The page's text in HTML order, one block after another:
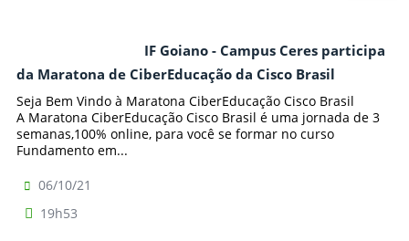
IF Goiano - Campus Ceres participa
da Maratona de CiberEducação da Cisco Brasil
Seja Bem Vindo à Maratona CiberEducação Cisco Brasil
A Maratona CiberEducação Cisco Brasil é uma jornada de 3
semanas,100% online, para você se formar no curso
Fundamento em...
06/10/21
19h53